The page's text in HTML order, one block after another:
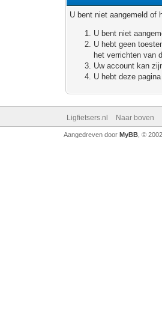
U bent niet aangemeld of
U bent niet
U hebt geen
het verrichten van
Uw account kan
U hebt deze
Ligfietsers.nl Naar boven
Aangedreven door MyBB, ©